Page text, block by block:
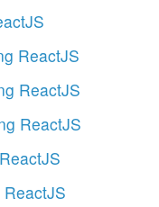
ReactJS
ReactJS
ReactJS